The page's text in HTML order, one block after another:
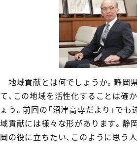
地域貢献とは何でしょうか。静岡
て、この地域を活性化することは確
ょう。前回の「沼津高専だより」でも
域貢献には様々な形があります。静
岡の役に立ちたい、このように思う